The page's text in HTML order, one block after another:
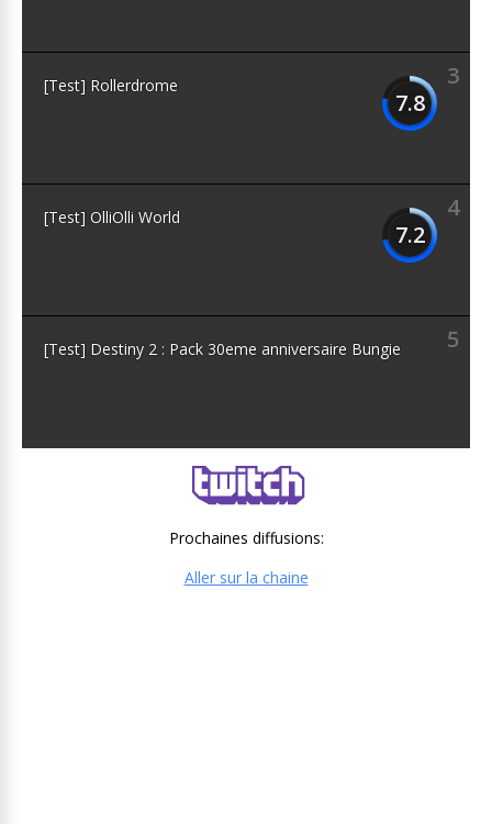
3
7.8
[Test] Rollerdrome
4
7.2
[Test] OlliOlli World
5
[Test] Destiny 2 : Pack 30eme anniversaire Bungie
Prochaines diffusions:
Aller sur la chaine